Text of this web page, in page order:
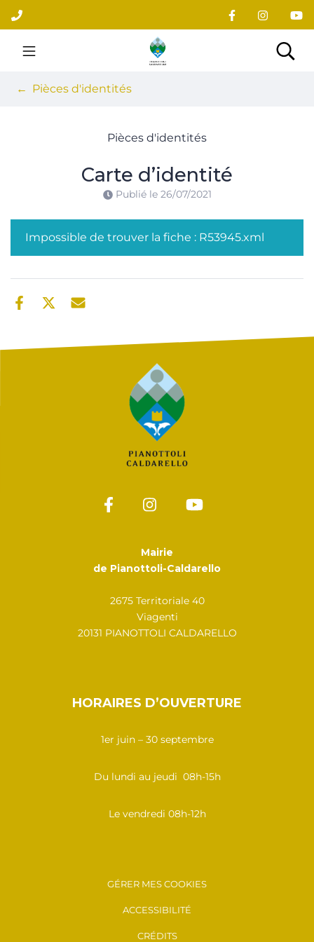
Aller
au
contenu
Site officiel du village
Pièces d'identités
Pièces d'identités
Carte d’identité
Publié le 26/07/2021
Impossible de trouver la fiche : R53945.xml
Mairie
de Pianottoli-Caldarello
2675 Territoriale 40
Viagenti
20131 PIANOTTOLI CALDARELLO
HORAIRES D’OUVERTURE
1er juin – 30 septembre
Du lundi au jeudi 08h-15h
Le vendredi 08h-12h
GÉRER MES COOKIES
ACCESSIBILITÉ
CRÉDITS